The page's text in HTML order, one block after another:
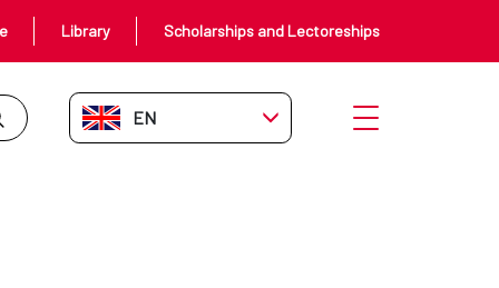
Library Scholarships and Lectoreships
EN-GB Open menu